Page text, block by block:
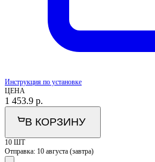
Инструкция по установке
ЦЕНА
1 453.9 р.
В КОРЗИНУ
10 ШТ
Отправка: 10 августа (завтра)